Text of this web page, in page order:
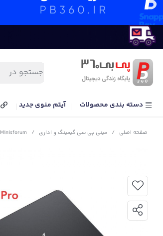
دسته بندی محصولات آیتم منوی جدید
صفحه اصلی / مینی پی سی گیمینگ و اداری /
Minisforum